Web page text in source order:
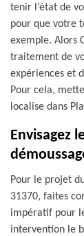
tenir l’état de
pour que votre
exemple. Alors
traitement de
expériences et
Pour cela,
localise dans
Envisagez
Pour le projet
31370, faites
impératif pour
intervention le